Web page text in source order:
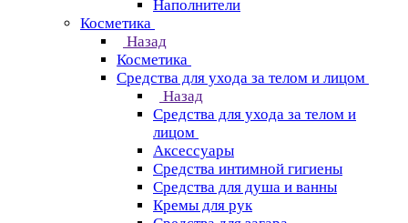
Наполнители
Косметика
Назад
Косметика
Средства для ухода за телом и лицом
Назад
Средства для ухода за телом и
лицом
Аксессуары
Средства интимной гигиены
Средства для душа и ванны
Кремы для рук